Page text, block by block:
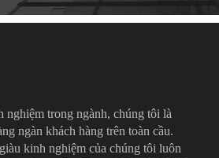
nghiệm trong ngành, chúng tôi là
ngàn khách hàng trên toàn cầu.
kinh nghiệm của chúng tôi luôn